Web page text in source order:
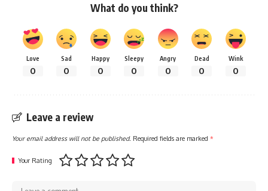
What do you think?
Love
0
Sad
0
Happy
0
Sleepy
0
Angry
0
Dead
0
Wink
0
Leave a review
Your email address will not be published. Required fields are marked *
Your Rating